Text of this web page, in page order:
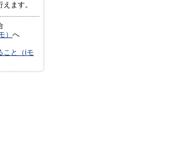
ます。
） へ
こと（iモ